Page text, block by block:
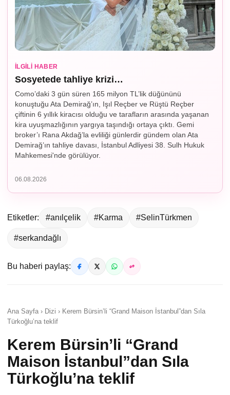
İLGILI HABER
Sosyetede tahliye krizi…
Como’daki 3 gün süren 165 milyon TL’lik düğününü
konuştuğu Ata Demirağ’ın, Işıl Reçber ve Rüştü Reçber
çiftinin 6 yıllık kiracısı olduğu ve tarafların arasında yaşanan
kira uyuşmazlığının yargıya taşındığı ortaya çıktı. Gemi
broker’ı Rana Akdağ’la evliliği günlerdir gündem olan Ata
Demirağ’ın tahliye davası, İstanbul Adliyesi 38. Sulh Hukuk
Mahkemesi'nde görülüyor.
06.08.2026
Etiketler: #anılçelik #Karma #SelinTürkmen
#serkandağlı
Bu haberi paylaş:
Ana Sayfa › Dizi › Kerem Bürsin’li “Grand Maison İstanbul”dan Sıla
Türkoğlu’na teklif
Kerem Bürsin’li “Grand
Maison İstanbul”dan Sıla
Türkoğlu’na teklif